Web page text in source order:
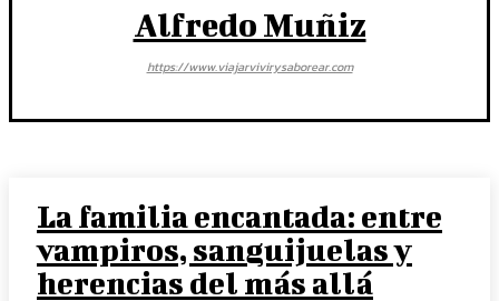
Alfredo Muñiz
https://www.viajarvivirysaborear.com
La familia encantada: entre
vampiros, sanguijuelas y
herencias del más allá